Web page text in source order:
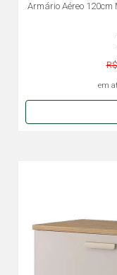
Armário Aéreo
em